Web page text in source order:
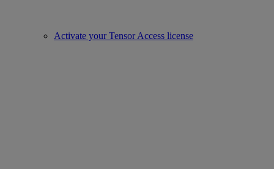
Activate your Tensor Access license